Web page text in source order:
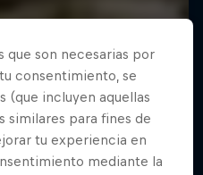
que son necesarias por
consentimiento, se
(que incluyen aquellas
similares para fines de
tu experiencia en
mediante la